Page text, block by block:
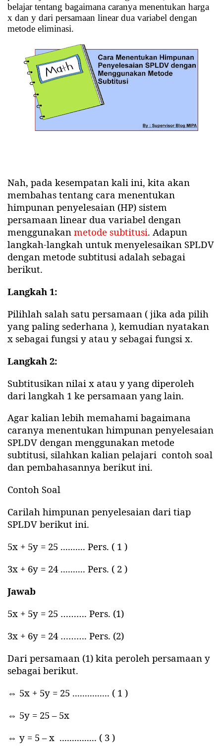
belajar tentang bagaimana caranya menentukan harga
x dan y dari persamaan linear dua variabel dengan
metode eliminasi.
Nah, pada kesempatan kali ini, kita akan
membahas tentang cara menentukan
himpunan penyelesaian (HP) sistem
persamaan linear dua variabel dengan
menggunakan metode subtitusi. Adapun
langkah-langkah untuk menyelesaikan SPLDV
dengan metode subtitusi adalah sebagai
berikut.
Langkah 1:
Pilihlah salah satu persamaan ( jika ada pilih
yang paling sederhana ), kemudian nyatakan
x sebagai fungsi y atau y sebagai fungsi x.
Langkah 2:
Subtitusikan nilai x atau y yang diperoleh
dari langkah 1 ke persamaan yang lain.
Agar kalian lebih memahami bagaimana
caranya menentukan himpunan penyelesaian
SPLDV dengan menggunakan metode
subtitusi, silahkan kalian pelajari contoh soal
dan pembahasannya berikut ini.
Contoh Soal
Carilah himpunan penyelesaian dari tiap
SPLDV berikut ini.
5x + 5y = 25 .......... Pers. ( 1 )
3x + 6y = 24 .......... Pers. ( 2 )
Jawab
5x + 5y = 25 ………. Pers. (1)
3x + 6y = 24 ………. Pers. (2)
Dari persamaan (1) kita peroleh persamaan y
sebagai berikut.
⇔ 5x + 5y = 25 ............... ( 1 )
⇔ 5y = 25 – 5x
⇔ y = 5 – x ............... ( 3 )